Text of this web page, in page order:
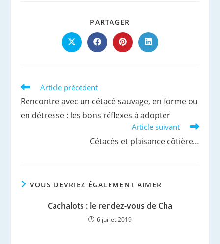
PARTAGER
CONTENU
Ouvrir
dans
Ouvrir
dans
Ouvrir
dans
Ouvrir
dans
Read
articles
Article précédent
Rencontre avec un cétacé sauvage, en forme ou
en détresse : les bons réflexes à adopter
Article suivant
Cétacés et plaisance côtière…
VOUS DEVRIEZ ÉGALEMENT AIMER
Cachalots : le rendez-vous de Cha
6 juillet 2019